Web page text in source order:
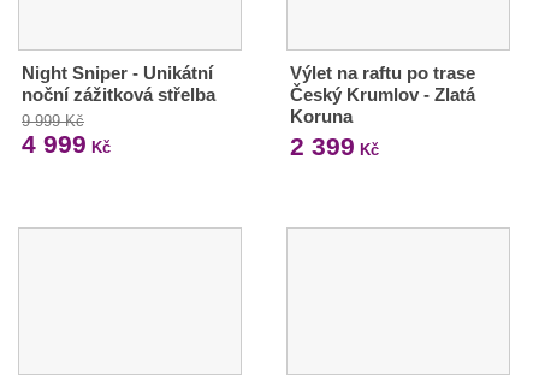
Night Sniper - Unikátní
noční zážitková střelba
9 999 Kč
4 999 Kč
Výlet na raftu po trase
Český Krumlov - Zlatá
Koruna
2 399 Kč